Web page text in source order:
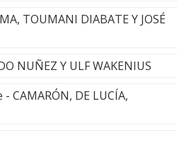
TOUMANI DIABATE Y JOSÉ
NUÑEZ Y ULF WAKENIUS
CAMARÓN, DE LUCÍA,